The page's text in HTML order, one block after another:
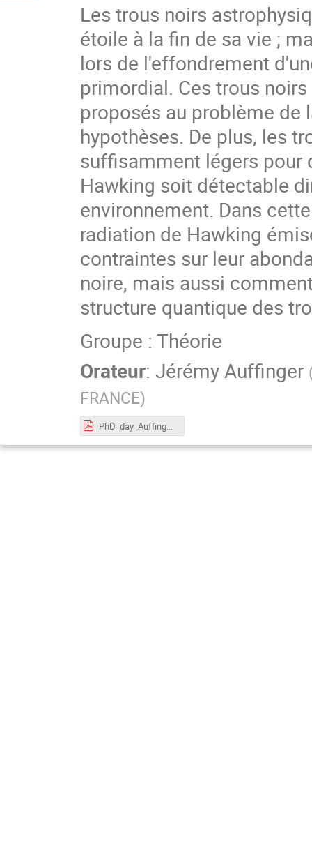
Les trous noirs
étoile à la fin de sa vie ;
lors de l'effondrement
primordial. Ces trous
proposés au problème de
hypothèses. De plus, les
suffisamment légers pour
Hawking soit détectable
environnement. Dans
radiation de Hawking
contraintes sur leur
noire, mais aussi
structure quantique des
Groupe : Théorie
Orateur: Jérémy Auffinger
FRANCE)
PhD_day_Auffinger.pdf